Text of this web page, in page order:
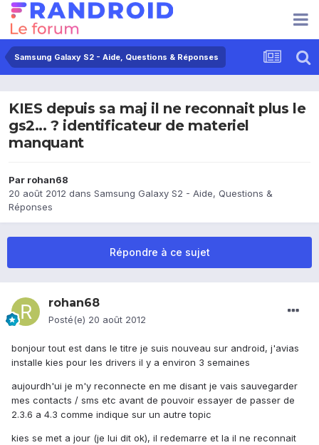
Samsung Galaxy S2 - Aide, Questions & Réponses
KIES depuis sa maj il ne reconnait plus le
gs2... ? identificateur de materiel
manquant
Par rohan68
20 août 2012 dans Samsung Galaxy S2 - Aide, Questions &
Réponses
Répondre à ce sujet
rohan68
Posté(e) 20 août 2012
bonjour tout est dans le titre je suis nouveau sur android, j'avias
installe kies pour les drivers il y a environ 3 semaines
aujourdh'ui je m'y reconnecte en me disant je vais sauvegarder
mes contacts / sms etc avant de pouvoir essayer de passer de
2.3.6 a 4.3 comme indique sur un autre topic
kies se met a jour (je lui dit ok), il redemarre et la il ne reconnait